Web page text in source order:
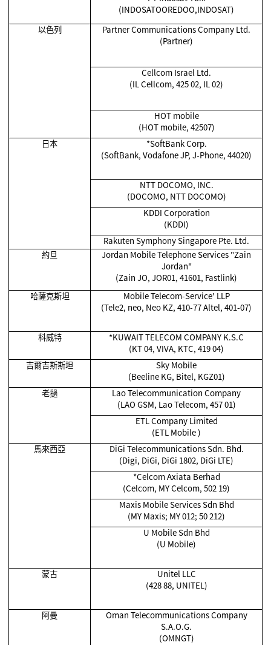
(INDOSATOOREDOO,INDOSAT)
以色列
Partner Communications Company Ltd.
(Partner)
Cellcom Israel Ltd.
(IL Cellcom, 425 02, IL 02)
HOT mobile
(HOT mobile, 42507)
日本
*SoftBank Corp.
(SoftBank, Vodafone JP, J-Phone, 44020)
NTT DOCOMO, INC.
(DOCOMO, NTT DOCOMO)
KDDI Corporation
(KDDI)
Rakuten Symphony Singapore Pte. Ltd.
約旦
Jordan Mobile Telephone Services "Zain
Jordan"
(Zain JO, JOR01, 41601, Fastlink)
哈薩克斯坦
Mobile Telecom-Service' LLP
(Tele2, neo, Neo KZ, 410-77 Altel, 401-07)
科威特
*KUWAIT TELECOM COMPANY K.S.C
(KT 04, VIVA, KTC, 419 04)
吉爾吉斯斯坦
Sky Mobile
(Beeline KG, Bitel, KGZ01)
老撾
Lao Telecommunication Company
(LAO GSM, Lao Telecom, 457 01)
ETL Company Limited
(ETL Mobile )
馬來西亞
DiGi Telecommunications Sdn. Bhd.
(Digi, DiGi, DiGi 1802, DiGi LTE)
*Celcom Axiata Berhad
(Celcom, MY Celcom, 502 19)
Maxis Mobile Services Sdn Bhd
(MY Maxis; MY 012; 50 212)
U Mobile Sdn Bhd
(U Mobile)
蒙古
Unitel LLC
(428 88, UNITEL)
阿曼
Oman Telecommunications Company
S.A.O.G.
(OMNGT)